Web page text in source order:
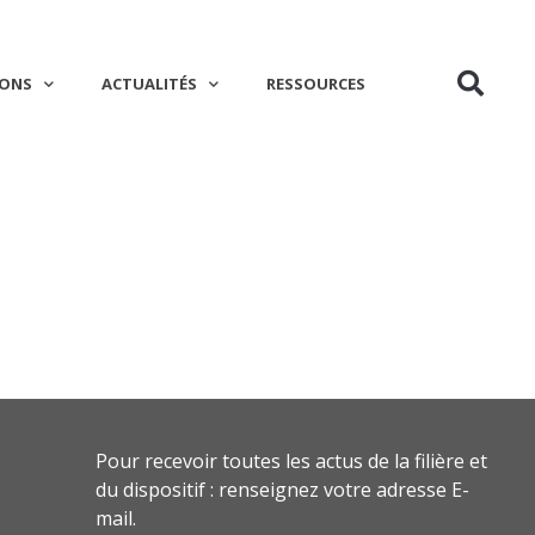
ACTUALITÉS RESSOURCES
Pour recevoir toutes les actus de la filière et
du dispositif : renseignez votre adresse E-
mail.